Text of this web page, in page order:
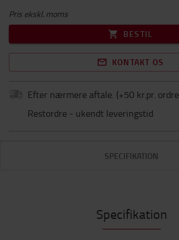
Pris ekskl. moms
BESTIL
KONTAKT OS
Efter nærmere aftale. (+50 kr.pr. ordre
Restordre - ukendt leveringstid
SPECIFIKATION
Specifikation